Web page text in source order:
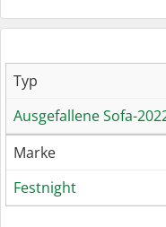
Typ
Ausgefallene Sofa-
Marke
Festnight